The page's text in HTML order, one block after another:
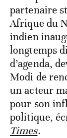
partenaire
Afrique du
indien
longtemps
d’agenda,
Modi de
un acteur
pour son
politique,
Times.